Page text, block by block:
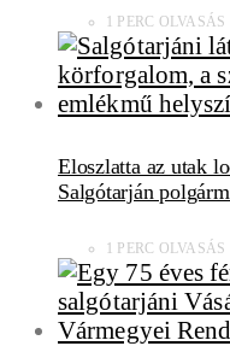
1 PERC OLVASÁS
Eloszlatta az utak
Salgótarján
1 PERC OLVASÁS